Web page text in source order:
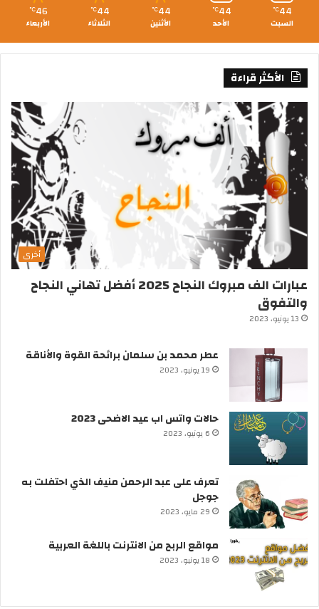
44
℃
السبت
44
℃
الأحد
44
℃
الأثنين
44
℃
الثلاثاء
46
℃
الأربعاء
الأكثر قراءة
أخرى
عبارات الف مبروك النجاح 2025 أفضل تهاني النجاح
والتفوق
13 يونيو، 2023
عطر محمد بن سلمان برائحة القوة والأناقة
19 يونيو، 2023
حالات واتس اب عيد الاضحى 2023
6 يونيو، 2023
تعرف على عبد الرحمن منيف الذي احتفلت به
جوجل
29 مايو، 2023
مواقع الربح من الانترنت باللغة العربية
18 يونيو، 2023